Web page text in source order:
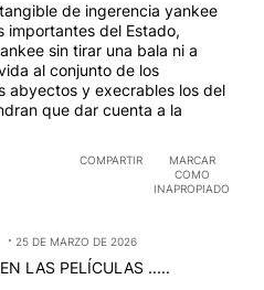
de ingerencia yankee
importantes del Estado,
sin tirar una bala ni a
al conjunto de los
abyectos y execrables los del
que dar cuenta a la
COMPARTIR
MARCAR
COMO
INAPROPIADO
25 DE MARZO DE 2026
LAS PELÍCULAS .....